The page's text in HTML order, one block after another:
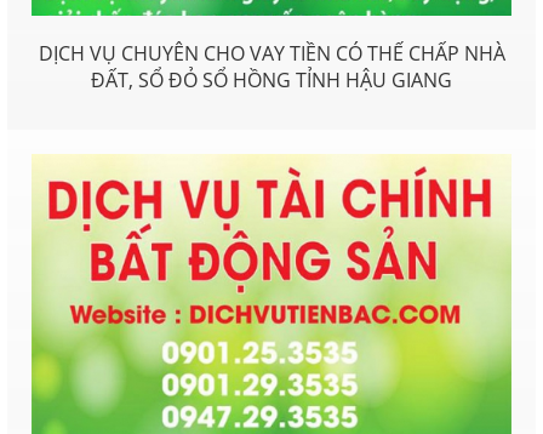
DỊCH VỤ CHUYÊN CHO VAY TIỀN CÓ THẾ CHẤP NHÀ
ĐẤT, SỔ ĐỎ SỔ HỒNG TỈNH HẬU GIANG